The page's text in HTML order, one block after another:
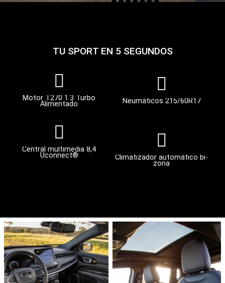
TU SPORT EN 5 SEGUNDOS
Motor T270 1.3 Turbo
Alimentado Neumáticos 215/60R17
Central multimedia 8,4
Uconnect® Climatizador automático bi-
zona